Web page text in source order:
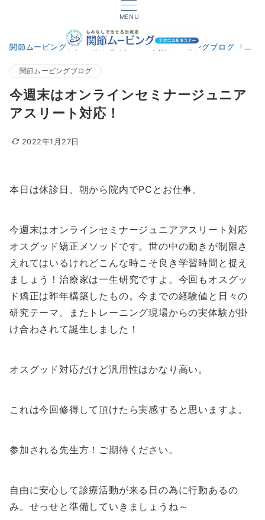
MENU
関節ムービングテクニカルセミナー 関節ムービングブログ 今
関節ムービングブログ
今週末はオンラインセミナージュニア
アスリート対応！
2022年1月27日
本日は休診日、朝から院内でPCとお仕事。
今週末はオンラインセミナージュニアアスリート対応
オスグッド矯正メソッドです。世の中の動きが制限さ
えれてはいるけれどこんな時こそ良き学習時間と捉え
ましょう！治療家は一生研究ですよ。今回もオスグッ
ド矯正は昨年構築したもの。今までの経験値と日々の
研究テーマ、またトレーニング現場からの実体験が掛
け合わされて誕生しました！
オスグッド対応だけど汎用性はかなり高い。
これは今回修得して頂けたら実感すると思いますよ。
参加される先生方！ご期待ください。
自由に安心して診療活動が来る日の為に行動あるの
み。せっせと準備していきましょうね～